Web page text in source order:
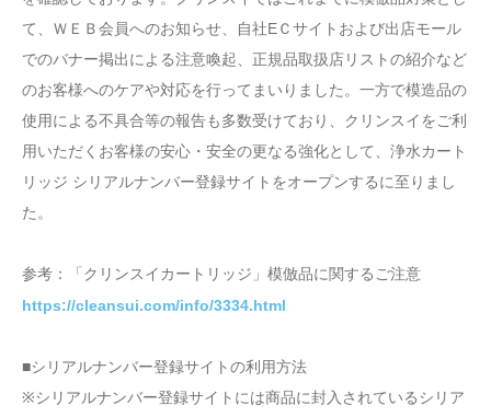
て、ＷＥＢ会員へのお知らせ、自社EＣサイトおよび出店モール
でのバナー掲出による注意喚起、正規品取扱店リストの紹介など
のお客様へのケアや対応を行ってまいりました。一方で模造品の
使用による不具合等の報告も多数受けており、クリンスイをご利
用いただくお客様の安心・安全の更なる強化として、浄水カート
リッジ シリアルナンバー登録サイトをオープンするに至りまし
た。
参考：「クリンスイカートリッジ」模倣品に関するご注意
https://cleansui.com/info/3334.html
■シリアルナンバー登録サイトの利用方法
※シリアルナンバー登録サイトには商品に封入されているシリア